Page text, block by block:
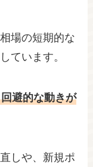
場の短期的な
ています。
避的な動きが
しや、新規ポ